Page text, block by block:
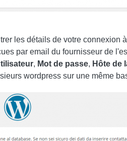
les détails de votre connexion
par email du fournisseur de
, Mot de passe, Hôte de
wordpress sur une même